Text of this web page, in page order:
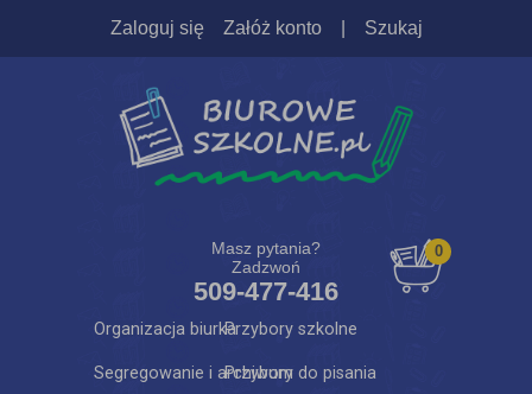
Zaloguj się Załóż konto Szukaj
Masz pytania?
Zadzwoń
509-477-416
0
Organizacja biurkaPrzybory szkolne
Segregowanie i archiwumPrzybory do pisania